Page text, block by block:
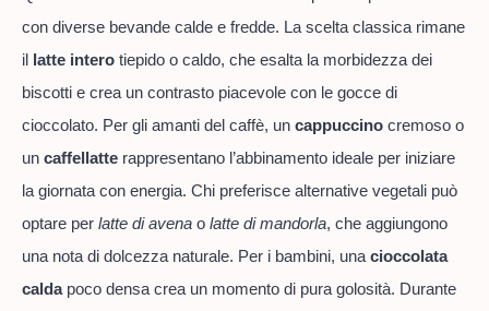
con diverse bevande calde e fredde. La scelta classica rimane
il latte intero tiepido o caldo, che esalta la morbidezza dei
biscotti e crea un contrasto piacevole con le gocce di
cioccolato. Per gli amanti del caffè, un cappuccino cremoso o
un caffellatte rappresentano l’abbinamento ideale per iniziare
la giornata con energia. Chi preferisce alternative vegetali può
optare per latte di avena o latte di mandorla, che aggiungono
una nota di dolcezza naturale. Per i bambini, una cioccolata
caldapoco densa crea un momento di pura golosità. Durante